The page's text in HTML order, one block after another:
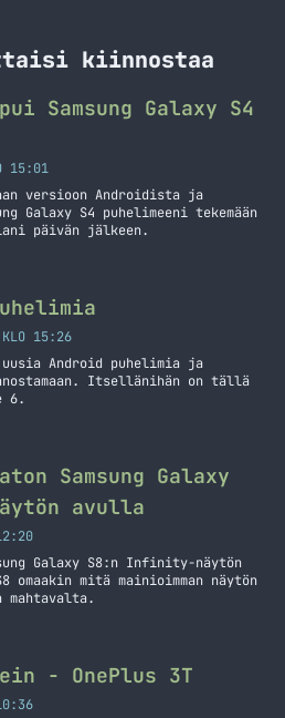
kiinnostaa
Samsung Galaxy S4
15:01
versioon Androidista ja
Galaxy S4 puhelimeeni tekemään
päivän jälkeen.
15:26
uusia Android puhelimia ja
Itsellänihän on tällä
6.
Samsung Galaxy
avulla
Galaxy S8:n Infinity-näytön
omaakin mitä mainioimman näytön
mahtavalta.
- OnePlus 3T